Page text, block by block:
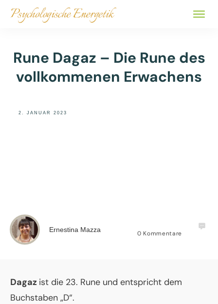
Rune Dagaz – Die Rune des
vollkommenen Erwachens
2. JANUAR 2023
Ernestina Mazza
0 Kommentare
Dagaz ist die 23. Rune und entspricht dem
Buchstaben „D“.